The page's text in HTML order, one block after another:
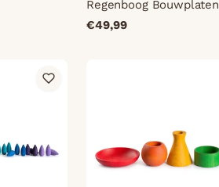
Regenboog Bouwplaten
€49,99